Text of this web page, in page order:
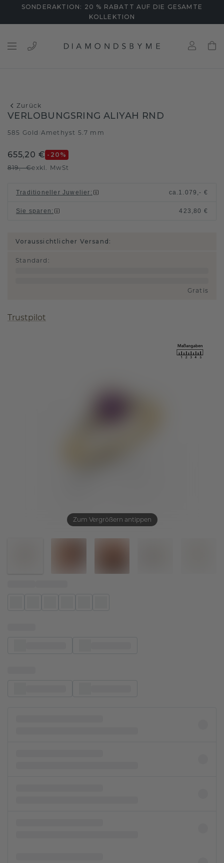
SONDERAKTION: 20 % RABATT AUF DIE GESAMTE
KOLLEKTION
Zurück
Zum Vergrößern antippen
VERLOBUNGSRING ALIYAH RND
585 Gold Amethyst 5.7 mm
655,20 € -20 %
819,- €exkl. MwSt
Traditioneller Juwelier : ca. 1.079,- €
Sie sparen : 423,80 €
Voraussichtlicher Versand:
Standard :
Gratis
Trustpilot